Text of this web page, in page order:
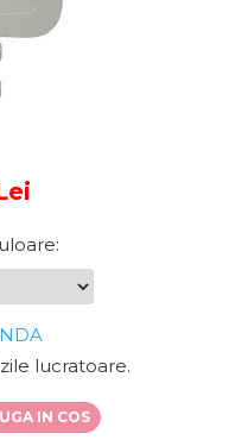
:
lucratoare.
IN COS